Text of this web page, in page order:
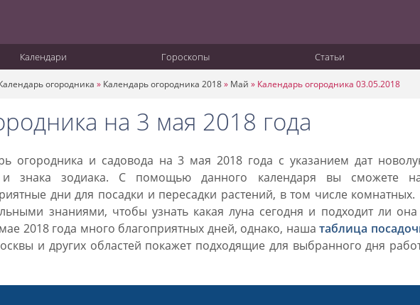
Календари Гороскопы Статьи
огородника » Календарь огородника 2018» Май » Календарь огородника 03.05.2018
на 3 мая 2018 года
огородника и садовода на 3 мая 2018 года с указанием дат
знака зодиака. С помощью данного календаря вы сможете
дни для посадки и пересадки растений, в том числе
знаниями, чтобы узнать какая луна сегодня и подходит ли она
2018 года много благоприятных дней, однако, нашатаблица
и других областей покажет подходящие для выбранного дня